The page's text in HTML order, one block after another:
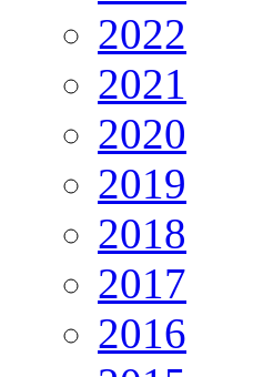
2022
2021
2020
2019
2018
2017
2016